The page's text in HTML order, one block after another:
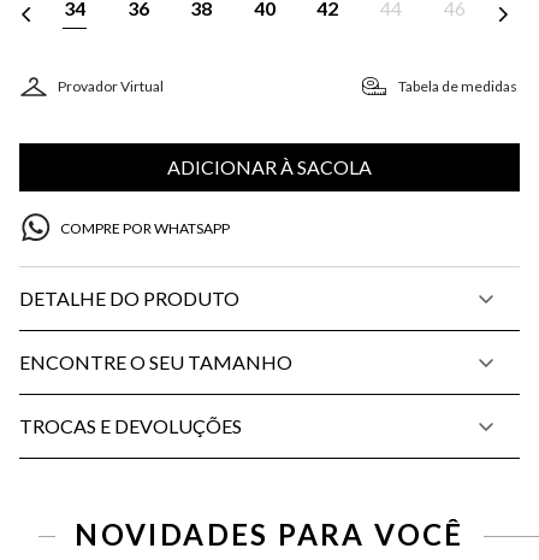
34 36 38 40 42 44 46
Provador Virtual Tabela de medidas
ADICIONAR À SACOLA
COMPRE POR WHATSAPP
DETALHE DO PRODUTO
ENCONTRE O SEU TAMANHO
TROCAS E DEVOLUÇÕES
NOVIDADES PARA VOCÊ
G